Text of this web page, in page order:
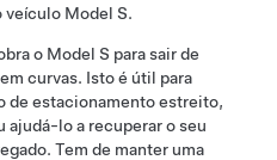
veículo Model S.
o Model S para sair de
curvas. Isto é útil para
de estacionamento estreito,
ajudá-lo a recuperar o seu
Tem de manter uma